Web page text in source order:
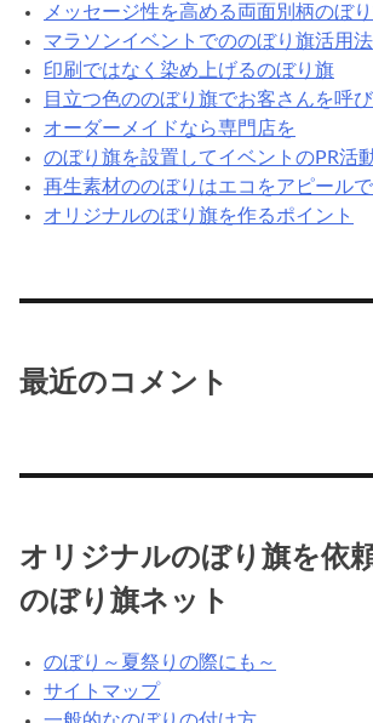
メッセージ性を高める両面別柄のぼ
マラソンイベントでののぼり旗活用法
印刷ではなく染め上げるのぼり旗
目立つ色ののぼり旗でお客さんを呼
オーダーメイドなら専門店を
のぼり旗を設置してイベントのPR活
再生素材ののぼりはエコをアピール
オリジナルのぼり旗を作るポイント
最近のコメント
オリジナルのぼり旗を依
のぼり旗ネット
のぼり～夏祭りの際にも～
サイトマップ